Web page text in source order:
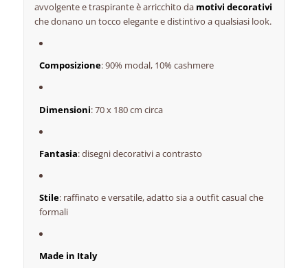
avvolgente e traspirante è arricchito da motivi decorativi
che donano un tocco elegante e distintivo a qualsiasi look.
Composizione: 90% modal, 10% cashmere
Dimensioni: 70 x 180 cm circa
Fantasia: disegni decorativi a contrasto
Stile: raffinato e versatile, adatto sia a outfit casual che
formali
Made in Italy